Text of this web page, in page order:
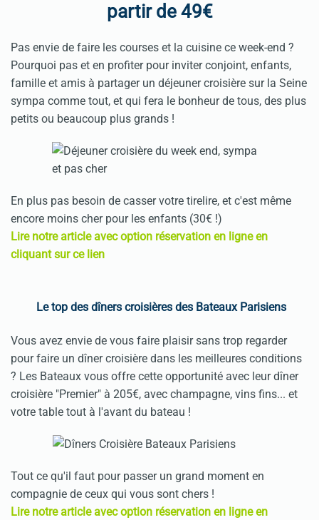
partir de 49€
Pas envie de faire les courses et la cuisine ce week-end ?
Pourquoi pas et en profiter pour inviter conjoint, enfants,
famille et amis à partager un déjeuner croisière sur la Seine
sympa comme tout, et qui fera le bonheur de tous, des plus
petits ou beaucoup plus grands !
En plus pas besoin de casser votre tirelire, et c'est même
encore moins cher pour les enfants (30€ !)
Lire notre article avec option réservation en ligne en
cliquant sur ce lien
Le top des dîners croisières des Bateaux Parisiens
Vous avez envie de vous faire plaisir sans trop regarder
pour faire un dîner croisière dans les meilleures conditions
? Les Bateaux vous offre cette opportunité avec leur dîner
croisière "Premier" à 205€, avec champagne, vins fins... et
votre table tout à l'avant du bateau !
Tout ce qu'il faut pour passer un grand moment en
compagnie de ceux qui vous sont chers !
Lire notre article avec option réservation en ligne en